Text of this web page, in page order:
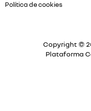
Política de cookies
Copyright ©
Plataforma